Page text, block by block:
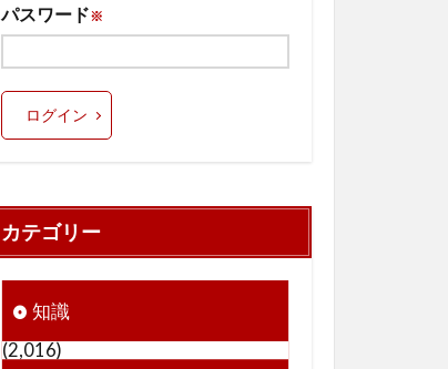
パスワード※
ログイン
カテゴリー
知識
(2,016)